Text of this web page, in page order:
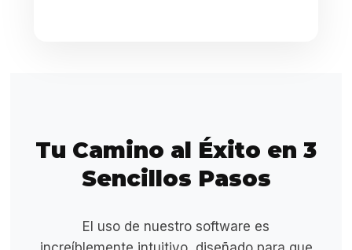
Tu Camino al Éxito en 3
Sencillos Pasos
El uso de nuestro software es